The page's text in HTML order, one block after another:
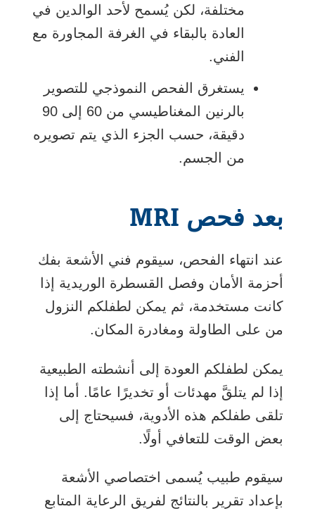
مختلفة، لكن يُسمح لأحد الوالدين في
العادة بالبقاء في الغرفة المجاورة مع
الفني.
يستغرق الفحص النموذجي للتصوير
بالرنين المغناطيسي من 60 إلى 90
دقيقة، حسب الجزء الذي يتم تصويره
من الجسم.
بعد فحص MRI
عند انتهاء الفحص، سيقوم فني الأشعة بفك
أحزمة الأمان وفصل القسطرة الوريدية إذا
كانت مستخدمة، ثم يمكن لطفلكم النزول
من على الطاولة ومغادرة المكان.
يمكن لطفلكم العودة إلى أنشطته الطبيعية
إذا لم يتلقَّ مهدئات أو تخديرًا عامًا. أما إذا
تلقى طفلكم هذه الأدوية، فسيحتاج إلى
بعض الوقت للتعافي أولًا.
سيقوم طبيب يُسمى اختصاصي الأشعة
بإعداد تقرير بالنتائج لفريق الرعاية المتابع